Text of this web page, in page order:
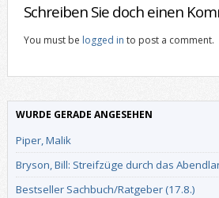
Schreiben Sie doch einen
You must be logged in to post a comment.
WURDE GERADE ANGESEHEN
Piper, Malik
Bryson, Bill: Streifzüge durch das
Bestseller Sachbuch/Ratgeber (17.8.)